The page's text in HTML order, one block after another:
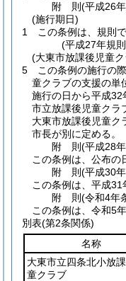
附 則(平成26年
(施行期日)
1
この条例は、規則
(平成27年規
(大東市放課後児童
5
この条例の施行の
童クラブの支援の単
施行の日から平成32
市立放課後児童クラ
大東市放課後児童ク
市長が別に定める。
附 則(平成28年
この条例は、公布の
附 則(平成30年
この条例は、平成31
附 則(令和4年
この条例は、令和5
別表(第2条関係)
名称
大東市立四条北小放
童クラブ